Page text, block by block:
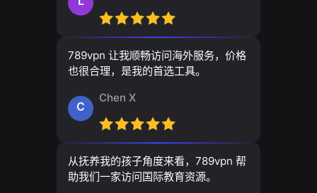
789vpn 让我顺畅访问海外服务，价格
也很合理，是我的首选工具。
C
Chen X
从抚养我的孩子角度来看，789vpn 帮
助我们一家访问国际教育资源。